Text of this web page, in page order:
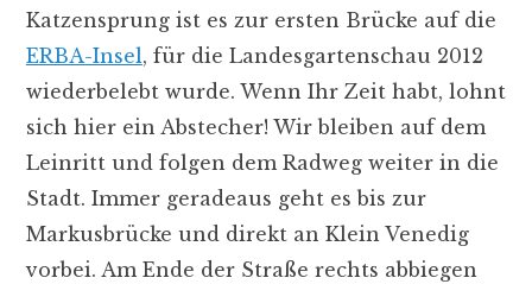
Katzensprung ist es zur ersten Brücke auf die
ERBA-Insel, für die Landesgartenschau 2012
wiederbelebt wurde. Wenn Ihr Zeit habt, lohnt
sich hier ein Abstecher! Wir bleiben auf dem
Leinritt und folgen dem Radweg weiter in die
Stadt. Immer geradeaus geht es bis zur
Markusbrücke und direkt an Klein Venedig
vorbei. Am Ende der Straße rechts abbiegen